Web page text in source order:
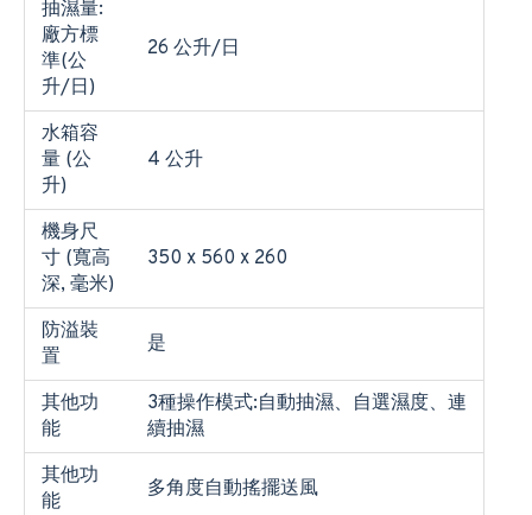
抽濕量:
廠方標
準(公
升/日)
26 公升/日
水箱容
量 (公
升)
4 公升
機身尺
寸 (寬高
深, 毫米)
350 x 560 x 260
防溢裝
置
是
其他功
能
3種操作模式:自動抽濕、自選濕度、連
續抽濕
其他功
能
多角度自動搖擺送風